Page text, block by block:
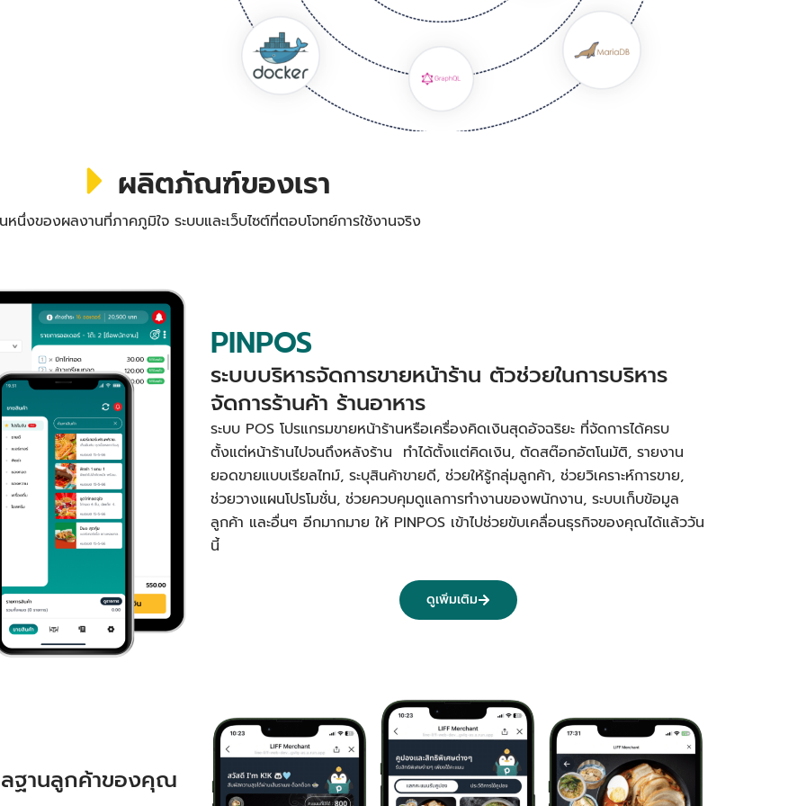
ผลิตภัณฑ์ของเรา
หนึ่งของผลงานที่ภาคภูมิใจ ระบบและเว็บไซต์ที่ตอบโจทย์การใช้งานจริง
PINPOS
ระบบบริหารจัดการขายหน้าร้าน ตัวช่วยในการบริหาร
จัดการร้านค้า ร้านอาหาร
ระบบ POS โปรแกรมขายหน้าร้านหรือเครื่องคิดเงินสุดอัจฉริยะ ที่จัดการได้ครบ
ตั้งแต่หน้าร้านไปจนถึงหลังร้าน ทำได้ตั้งแต่คิดเงิน, ตัดสต๊อกอัตโนมัติ, รายงาน
ยอดขายแบบเรียลไทม์, ระบุสินค้าขายดี, ช่วยให้รู้กลุ่มลูกค้า, ช่วยวิเคราะห์การขาย,
ช่วยวางแผนโปรโมชั่น, ช่วยควบคุมดูแลการทำงานของพนักงาน, ระบบเก็บข้อมูล
ลูกค้า และอื่นๆ อีกมากมาย ให้ PINPOS เข้าไปช่วยขับเคลื่อนธุรกิจของคุณได้แล้ววัน
นี้
ดูเพิ่มเติม
ฐานลูกค้าของคุณ